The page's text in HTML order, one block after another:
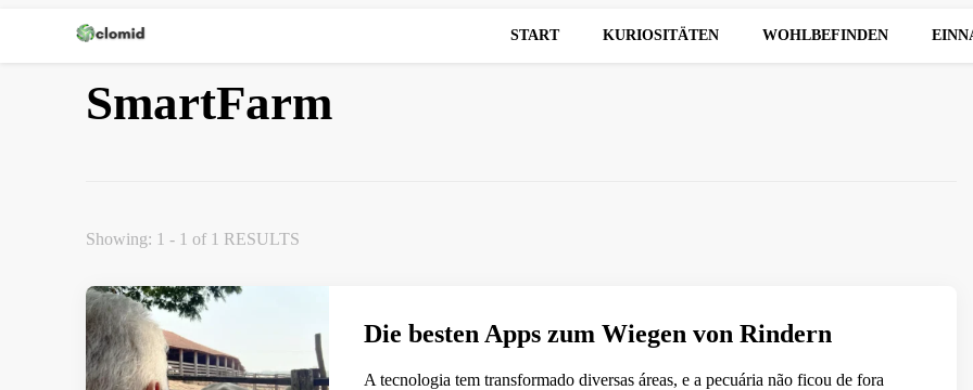
START KURIOSITÄTEN WOHLBEFINDEN
SmartFarm
Showing: 1 - 1 of 1 RESULTS
Die besten Apps zum Wiegen von Rindern
A tecnologia tem transformado diversas áreas, e a pecuária não ficou de fora